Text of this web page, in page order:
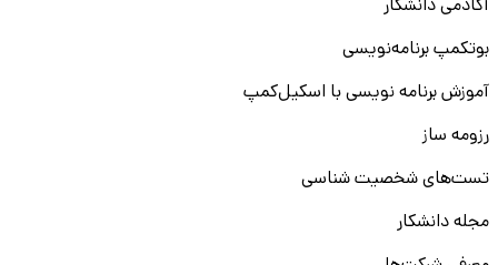
آکادمی دانشکار
بوتکمپ برنامه‌نویسی
آموزش برنامه نویسی با اسکیل‌کمپ
رزومه ساز
تست‌های شخصیت شناسی
مجله دانشکار